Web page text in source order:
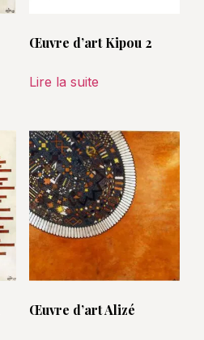
Œuvre d’art Kipou 2
Lire la suite
Œuvre d’art Alizé